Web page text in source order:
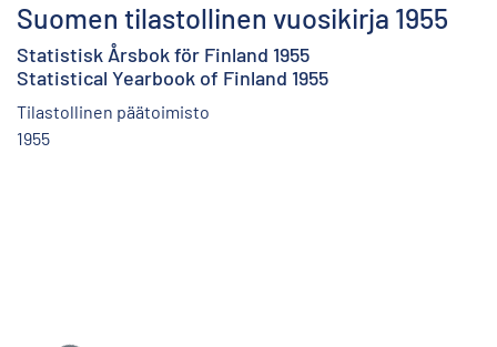
Suomen tilastollinen vuosikirja 1955
Statistisk Årsbok för Finland 1955
Statistical Yearbook of Finland 1955
Tilastollinen päätoimisto
1955